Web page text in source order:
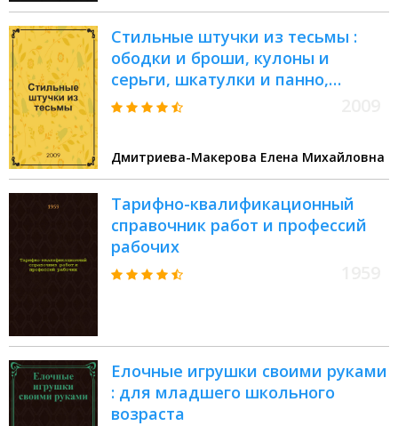
Стильные штучки из тесьмы :
ободки и броши, кулоны и
серьги, шкатулки и панно,
блокноты и тетради, подарки и
Дмитриева-Макерова Елена Михайловна
Тарифно-квалификационный
справочник работ и профессий
рабочих
Елочные игрушки своими руками
: для младшего школьного
возраста